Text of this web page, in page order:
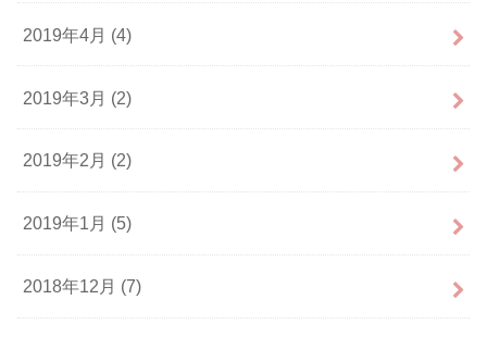
2019年4月 (4)
2019年3月 (2)
2019年2月 (2)
2019年1月 (5)
2018年12月 (7)